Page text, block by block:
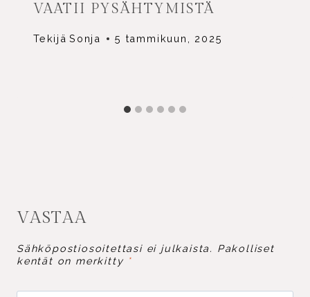
VAATII PYSÄHTYMISTÄ
Tekijä Sonja 5 tammikuun, 2025
VASTAA
Sähköpostiosoitettasi ei julkaista. Pakolliset
kentät on merkitty *